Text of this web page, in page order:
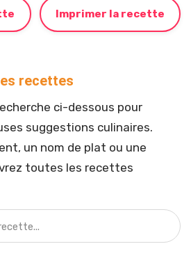
Imprimer la recette
recettes
ci-dessous pour
suggestions culinaires.
un nom de plat ou une
toutes les recettes